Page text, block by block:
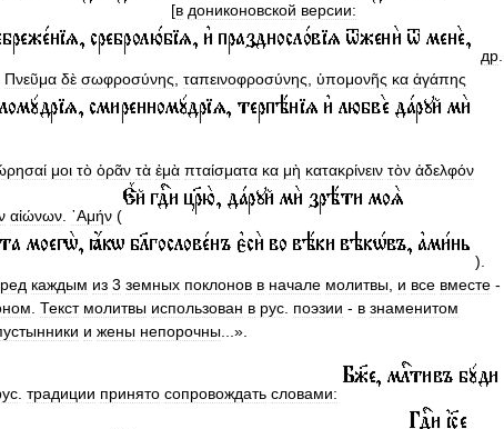
[в дониконовской версии:
др
Πνεῦμα δὲ σωφροσύνης ταπεινοφροσύνης ὑπομονῆς κα ἀγάπης
μοι τὸ ὁρᾶν τὰ ἐμὰ πταίσματα κα μὴ κατακρίνειν τὸν ἀδελφόν
αἰώνων ᾿Αμήν (
).
каждым из 3 земных поклонов в начале молитвы и все вместе -
Текст молитвы использован в рус поэзии - в знаменитом
и жены непорочны ...».
традиции принято сопровождать словами: